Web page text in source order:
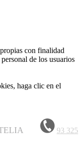
con finalidad
de los usuarios
haga clic en el
93 325